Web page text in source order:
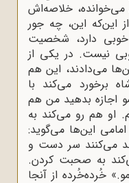
خلاصه‌اش
این‌که این، چه جور
خوبی دارد، شخصیت
نیست. در یکی از
می‌دادند، این هم
برخورد می‌کند با
اجازه بدهید من هم
او هم رو می‌کند به
این‌ها می‌گوید:
می‌کنند سر دست و
به صحبت کردن.
خُرده‌خُرده از آنجا